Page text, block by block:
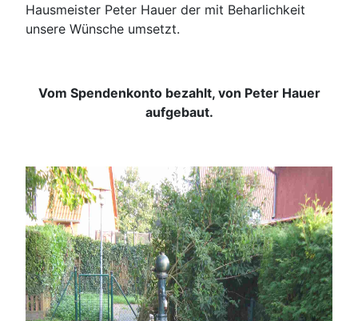
Hausmeister Peter Hauer der mit Beharlichkeit
unsere Wünsche umsetzt.
Vom Spendenkonto bezahlt, von Peter Hauer
aufgebaut.